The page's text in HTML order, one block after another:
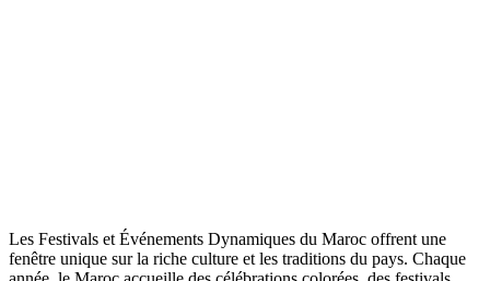
Les Festivals et Événements Dynamiques du Maroc offrent une
fenêtre unique sur la riche culture et les traditions du pays. Chaque